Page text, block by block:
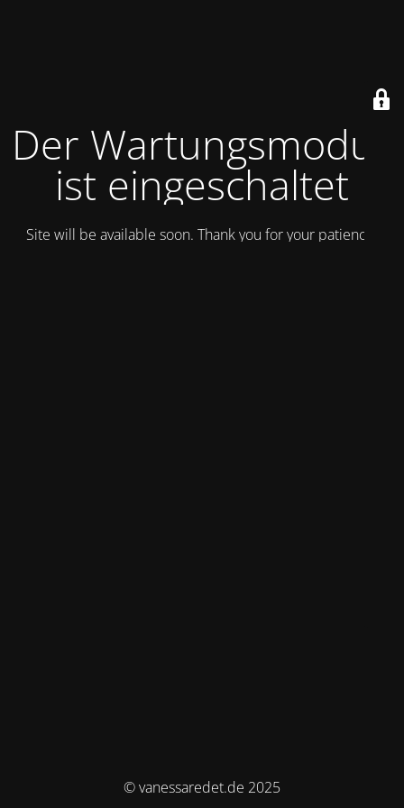
Der Wartungsmodus
ist eingeschaltet
Site will be available soon. Thank you for your patience!
© vanessaredet.de 2025